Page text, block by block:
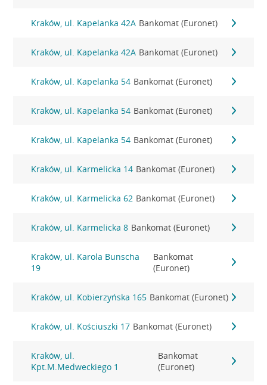
Kraków, ul. Kapelanka 42A Bankomat (Euronet)
Kraków, ul. Kapelanka 42A Bankomat (Euronet)
Kraków, ul. Kapelanka 54 Bankomat (Euronet)
Kraków, ul. Kapelanka 54 Bankomat (Euronet)
Kraków, ul. Kapelanka 54 Bankomat (Euronet)
Kraków, ul. Karmelicka 14 Bankomat (Euronet)
Kraków, ul. Karmelicka 62 Bankomat (Euronet)
Kraków, ul. Karmelicka 8 Bankomat (Euronet)
Kraków, ul. Karola Bunscha
19
Bankomat
(Euronet)
Kraków, ul. Kobierzyńska 165 Bankomat (Euronet)
Kraków, ul. Kościuszki 17 Bankomat (Euronet)
Kraków, ul.
Kpt.M.Medweckiego 1
Bankomat
(Euronet)